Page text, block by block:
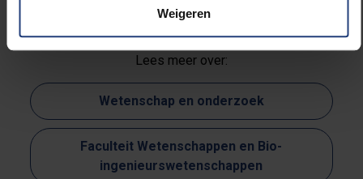
Weigeren
Lees meer over:
Wetenschap en onderzoek
Faculteit Wetenschappen en Bio-
ingenieurswetenschappen